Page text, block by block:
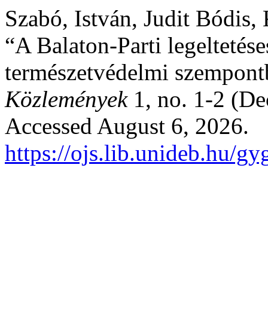
Szabó, István, Judit Bódis,
“A Balaton-Parti
természetvédelmi
Közlemények1, no. 1-2
Accessed August 6, 2026.
https://ojs.lib.unideb.hu/